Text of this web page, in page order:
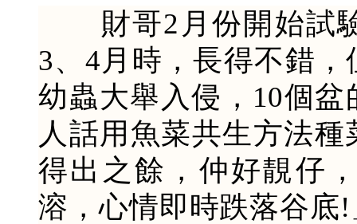
財哥2月份開始試驗
3、4月時，長得不錯
幼蟲大舉入侵，10個
人話用魚菜共生方法
得出之餘，仲好靚仔
溶，心情即時跌落谷底